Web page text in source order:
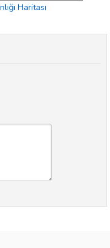
Haritası